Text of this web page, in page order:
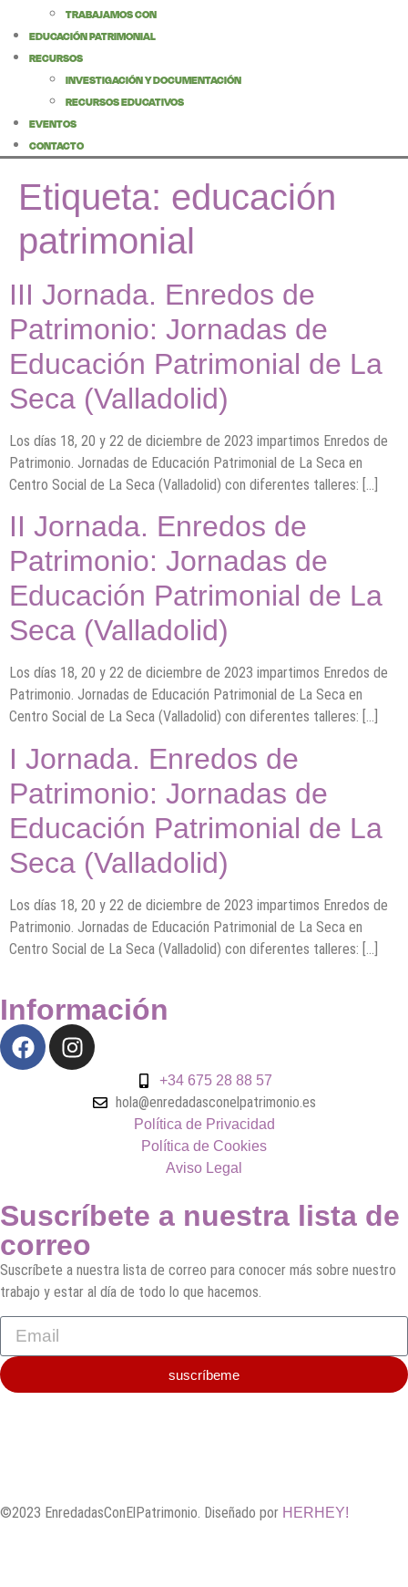
TRABAJAMOS CON
EDUCACIÓN PATRIMONIAL
RECURSOS
INVESTIGACIÓN Y DOCUMENTACIÓN
RECURSOS EDUCATIVOS
EVENTOS
CONTACTO
Etiqueta: educación
patrimonial
III Jornada. Enredos de
Patrimonio: Jornadas de
Educación Patrimonial de La
Seca (Valladolid)
Los días 18, 20 y 22 de diciembre de 2023 impartimos Enredos de
Patrimonio. Jornadas de Educación Patrimonial de La Seca en
Centro Social de La Seca (Valladolid) con diferentes talleres: […]
II Jornada. Enredos de
Patrimonio: Jornadas de
Educación Patrimonial de La
Seca (Valladolid)
Los días 18, 20 y 22 de diciembre de 2023 impartimos Enredos de
Patrimonio. Jornadas de Educación Patrimonial de La Seca en
Centro Social de La Seca (Valladolid) con diferentes talleres: […]
I Jornada. Enredos de
Patrimonio: Jornadas de
Educación Patrimonial de La
Seca (Valladolid)
Los días 18, 20 y 22 de diciembre de 2023 impartimos Enredos de
Patrimonio. Jornadas de Educación Patrimonial de La Seca en
Centro Social de La Seca (Valladolid) con diferentes talleres: […]
Información
+34 675 28 88 57
hola@enredadasconelpatrimonio.es
Política de Privacidad
Política de Cookies
Aviso Legal
Suscríbete a nuestra lista de
correo
Suscríbete a nuestra lista de correo para conocer más sobre nuestro
trabajo y estar al día de todo lo que hacemos.
suscríbeme
©2023 EnredadasConElPatrimonio. Diseñado por HERHEY!